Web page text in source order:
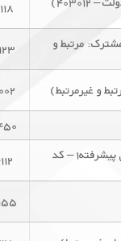
(همگروه با پول و ارز و بانکداری – کد ۴۰۳۰۰۹) (مشترک: مرتبط و
حسابداری مالی پیشرفته (۱) (مختص مرتبطین) (همگروه با حسابداری پیشرفته۱ – کد